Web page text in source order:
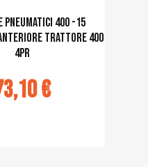
400 -15
trattore 400
4PR
€